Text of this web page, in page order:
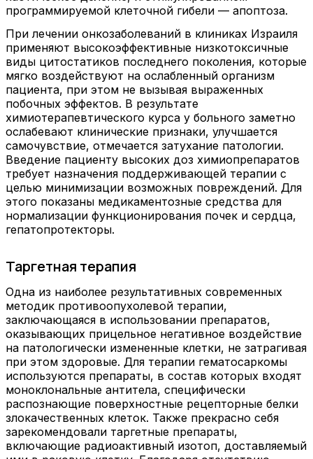
программируемой клеточной гибели — апоптоза.
При лечении онкозаболеваний в клиниках Израиля
применяют высокоэффективные низкотоксичные
виды цитостатиков последнего поколения, которые
мягко воздействуют на ослабленный организм
пациента, при этом не вызывая выраженных
побочных эффектов. В результате
химиотерапевтического курса у больного заметно
ослабевают клинические признаки, улучшается
самочувствие, отмечается затухание патологии.
Введение пациенту высоких доз химиопрепаратов
требует назначения поддерживающей терапии с
целью минимизации возможных повреждений. Для
этого показаны медикаментозные средства для
нормализации функционирования почек и сердца,
гепатопротекторы.
Таргетная терапия
Одна из наиболее результативных современных
методик противоопухолевой терапии,
заключающаяся в использовании препаратов,
оказывающих прицельное негативное воздействие
на патологически измененные клетки, не затрагивая
при этом здоровые. Для терапии гематосаркомы
используются препараты, в состав которых входят
моноклональные антитела, специфически
распознающие поверхностные рецепторные белки
злокачественных клеток. Также прекрасно себя
зарекомендовали таргетные препараты,
включающие радиоактивный изотоп, доставляемый